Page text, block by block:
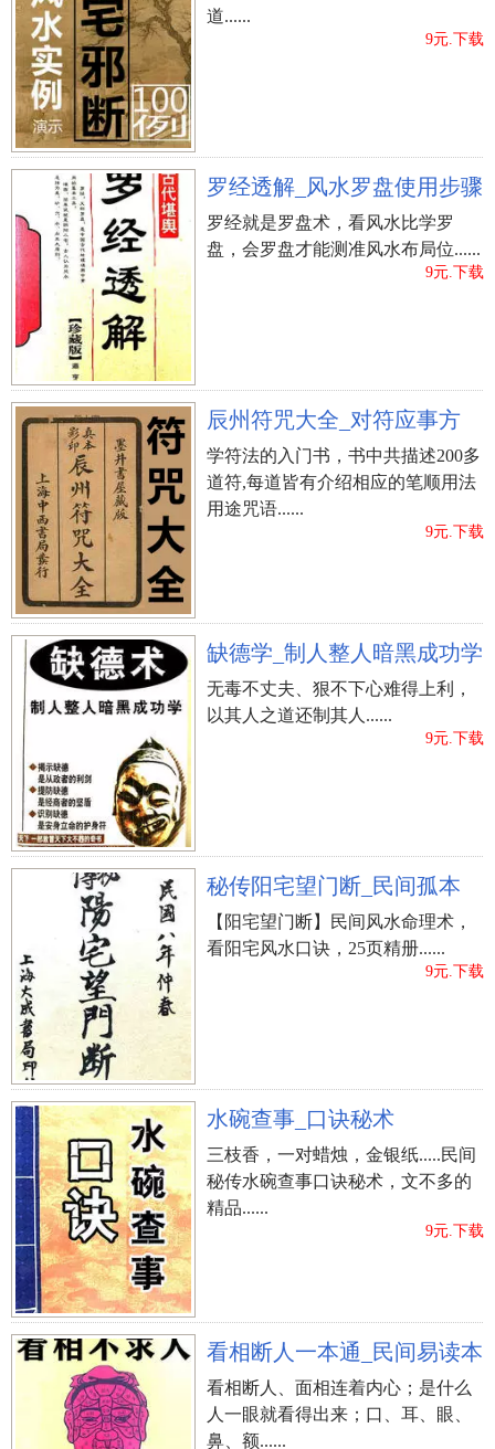
道......
9元.下载
罗经透解_风水罗盘使用步骤
罗经就是罗盘术，看风水比学罗
盘，会罗盘才能测准风水布局位......
9元.下载
辰州符咒大全_对符应事方
学符法的入门书，书中共描述200多
道符,每道皆有介绍相应的笔顺用法
用途咒语......
9元.下载
缺德学_制人整人暗黑成功学
无毒不丈夫、狠不下心难得上利，
以其人之道还制其人......
9元.下载
秘传阳宅望门断_民间孤本
【阳宅望门断】民间风水命理术，
看阳宅风水口诀，25页精册......
9元.下载
水碗查事_口诀秘术
三枝香，一对蜡烛，金银纸.....民间
秘传水碗查事口诀秘术，文不多的
精品......
9元.下载
看相断人一本通_民间易读本
看相断人、面相连着内心；是什么
人一眼就看得出来；口、耳、眼、
鼻、额......